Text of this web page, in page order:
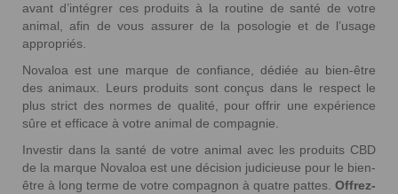
avant d’intégrer ces produits à la routine de santé de votre
animal, afin de vous assurer de la posologie et de l’usage
appropriés.
Novaloa est une marque de confiance, dédiée au bien-être
des animaux. Leurs produits sont conçus dans le respect le
plus strict des normes de qualité, pour offrir une expérience
sûre et efficace à votre animal de compagnie.
Investir dans la santé de votre animal avec les produits CBD
de la marque Novaloa est une décision judicieuse pour le bien-
être à long terme de votre compagnon à quatre pattes. Offrez-